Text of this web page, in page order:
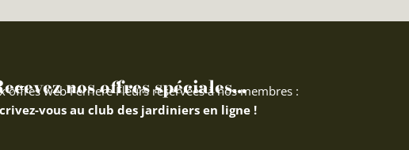
nos offres spéciales...
offres web Ferriere Fleurs réservées à nos membres :
vous au club des jardiniers en ligne !